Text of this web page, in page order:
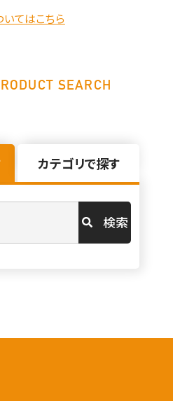
てはこちら
SEARCH
カテゴリで探す
検索